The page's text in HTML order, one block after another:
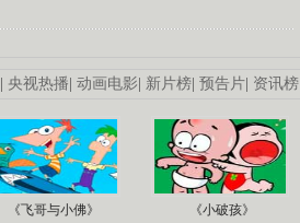
| 央视热播| 动画电影| 新片榜| 预告片| 资讯榜
《飞哥与小佛》 《小破孩》